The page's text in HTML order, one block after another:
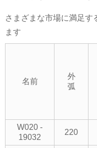
さまざまな市場に満足す
ます
名前
外
弧
W020 -
19032
220